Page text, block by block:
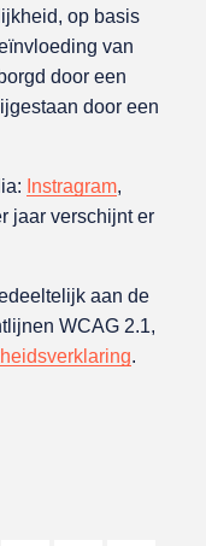
op basis
van
door een
door een
Instragram,
jaar verschijnt er
aan de
WCAG 2.1,
.